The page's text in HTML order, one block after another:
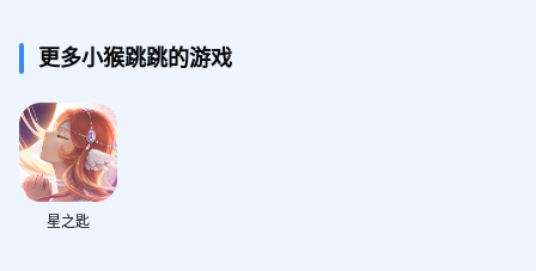
更多小猴跳跳的游戏
星之匙